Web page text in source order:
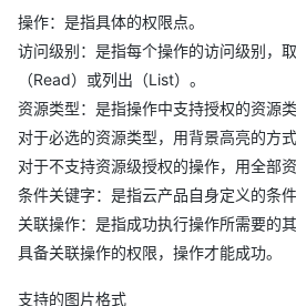
操作：是指具体的权限点。
访问级别：是指每个操作的访问级别，
（Read）或列出（List）。
资源类型：是指操作中支持授权的资源
对于必选的资源类型，用背景高亮的方式
对于不支持资源级授权的操作，用全部资
条件关键字：是指云产品自身定义的条件
关联操作：是指成功执行操作所需要的
具备关联操作的权限，操作才能成功。
支持的图片格式